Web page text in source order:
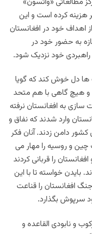
۶۴.۲ تریلیون دالر هزینه کرده است و این
خود در افغانستان
به حضور خود در
راهبردی خود نزدیک شود.
ها دل خوش کند که گویا
و هیچ گاهی با هم متحد
سازی به افغانستان نرفته
وارد شدند که نفاق و
دامن زدند. آنان فکر
چین و روسیه را مهار می
را قربانی کردند
بایدن خواسته تا با این
افغانستان را قناعت
سرپوش بگذارد.
سرکوب و نابودی القاعده و